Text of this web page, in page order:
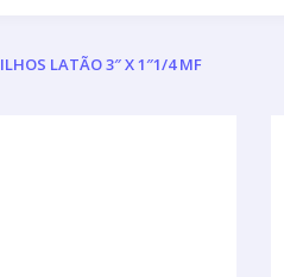
LATÃO 3″ X 1″1/4 MF